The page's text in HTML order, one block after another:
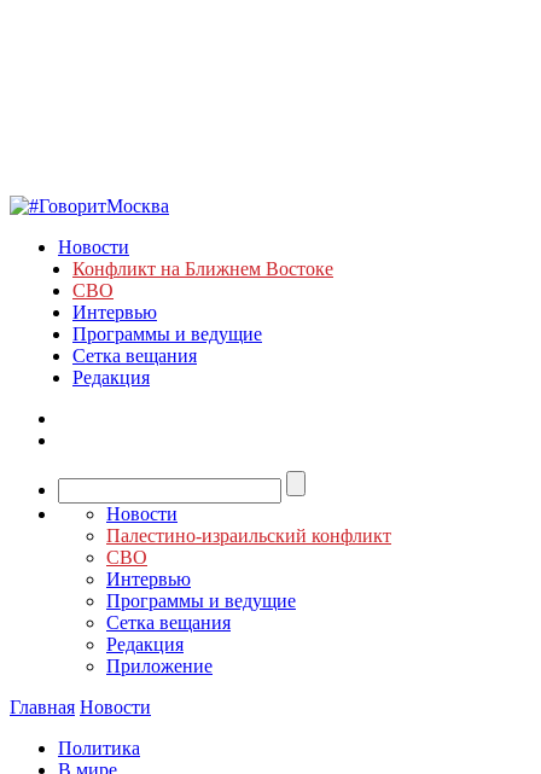
Новости
Конфликт на Ближнем Востоке
СВО
Интервью
Программы и ведущие
Сетка вещания
Редакция
Новости
Палестино-израильский конфликт
СВО
Интервью
Программы и ведущие
Сетка вещания
Редакция
Приложение
Главная Новости
Политика
В мире